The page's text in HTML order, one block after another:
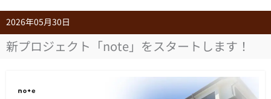
2026年05月30日
新プロジェクト「note」をスタートします！